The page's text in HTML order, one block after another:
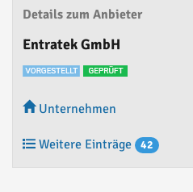
Details zum Anbieter
Entratek GmbH
Unternehmen
Weitere Einträge 42